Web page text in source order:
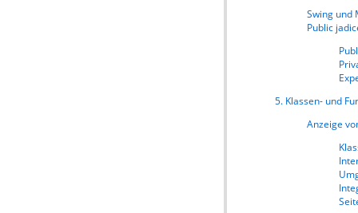
Swing und
Public
5. Klassen- und
Anzeige